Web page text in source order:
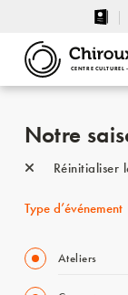
CENTRE CULTUREL -
Notre
Réinitialiser
Type d’événement
Ateliers